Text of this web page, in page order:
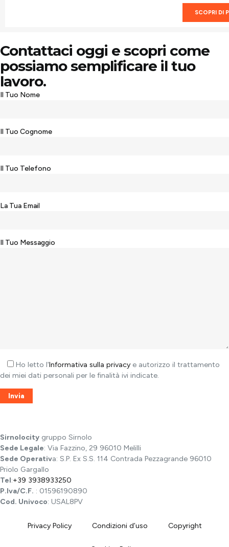
SCOPRI DI
Contattaci oggi e scopri come
possiamo semplificare il tuo
lavoro.
Il Tuo Nome
Il Tuo Cognome
Il Tuo Telefono
La Tua Email
Il Tuo Messaggio
Ho letto l'Informativa sulla privacye autorizzo il trattamento
dei miei dati personali per le finalità ivi indicate.
Sirnolocity gruppo Sirnolo
Sede Legale: Via Fazzino, 29 96010 Melilli
Sede Operativa: S.P. Ex S.S. 114 Contrada Pezzagrande 96010
Priolo Gargallo
Tel:+39 3938933250
P.Iva/C.F. : 01596190890
Cod. Univoco: USAL8PV
Privacy Policy Condizioni d’uso Copyright